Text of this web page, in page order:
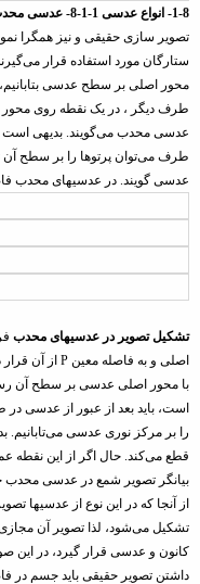
1-8- انواع عدسی 1-1-8- عدسی محدب (کوژ)
تصویر سازی حقیقی و نیز همگرا
ستارگان مورد استفاده قرار
محور اصلی بر سطح عدسی
طرف دیگر ، در یک نقطه روی محور
عدسی محدب می‌گویند. بدیهی است
طرف می‌توان پرتوها را بر سطح آن
عدسی گویند. در عدسیهای محدب
تشکیل تصویر در عدسیهای محدب
اصلی و به فاصله معین
از آن
با محور اصلی عدسی بر سطح آن رسم
است، باید بعد از عبور از عدسی در
را بر مرکز نوری عدسی می‌تابانیم.
قطع می‌کند. حال اگر از این
بیانگر تصویر شمع در عدسی محدب
از آنجا که در این نوع از عدسیها
تشکیل می‌شود، لذا تصویر آن
کانون و عدسی قرار گیرد، در این
داشتن تصویر حقیقی باید جسم در